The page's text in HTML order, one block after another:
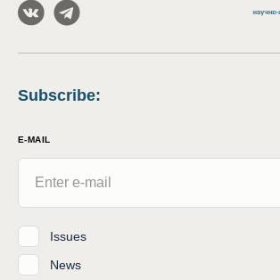
Subscribe:
E-MAIL
Issues
News